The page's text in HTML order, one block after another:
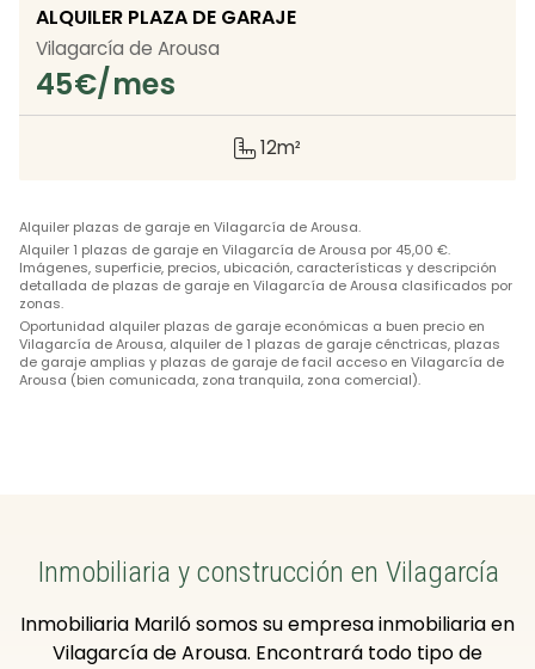
ALQUILER PLAZA DE GARAJE
45€/mes
12m²
Vilagarcía de Arousa
Alquiler plazas de garaje en Vilagarcía de Arousa.
Alquiler 1 plazas de garaje en Vilagarcía de Arousa por 45,00 €.
Imágenes, superficie, precios, ubicación, características y descripción
detallada de plazas de garaje en Vilagarcía de Arousa clasificados por
zonas.
Oportunidad alquiler plazas de garaje económicas a buen precio en
Vilagarcía de Arousa, alquiler de 1 plazas de garaje cénctricas, plazas
de garaje amplias y plazas de garaje de facil acceso en Vilagarcía de
Arousa (bien comunicada, zona tranquila, zona comercial).
Inmobiliaria y construcción en Vilagarcía
Inmobiliaria Mariló somos su empresa inmobiliaria en
Vilagarcía de Arousa. Encontrará todo tipo de